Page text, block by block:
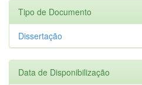
Tipo de Documento
Dissertação
Data de Disponibilização